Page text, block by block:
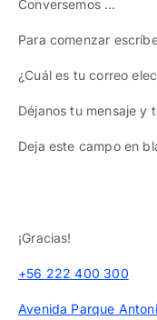
Conversemos …
Para comenzar
¿Cuál es tu correo
Déjanos tu mensaje y
Deja este campo en
¡Gracias!
+56 222 400 300
Avenida Parque